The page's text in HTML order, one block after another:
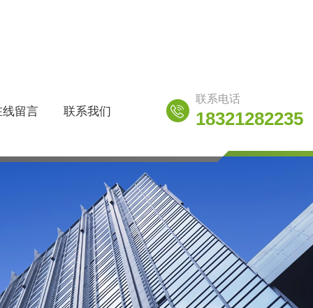
线留言 联系我们
联系电话
18321282235